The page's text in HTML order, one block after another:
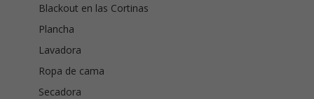
Blackout en las Cortinas
Plancha
Lavadora
Ropa de cama
Secadora